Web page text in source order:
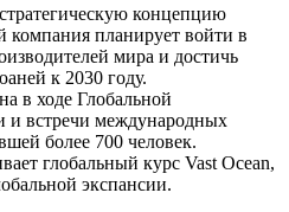
концепцию
компания планирует войти в
мира и достичь
к 2030 году.
в ходе Глобальной
и встречи международных
более 700 человек.
глобальный курс Vast Ocean,
экспансии.